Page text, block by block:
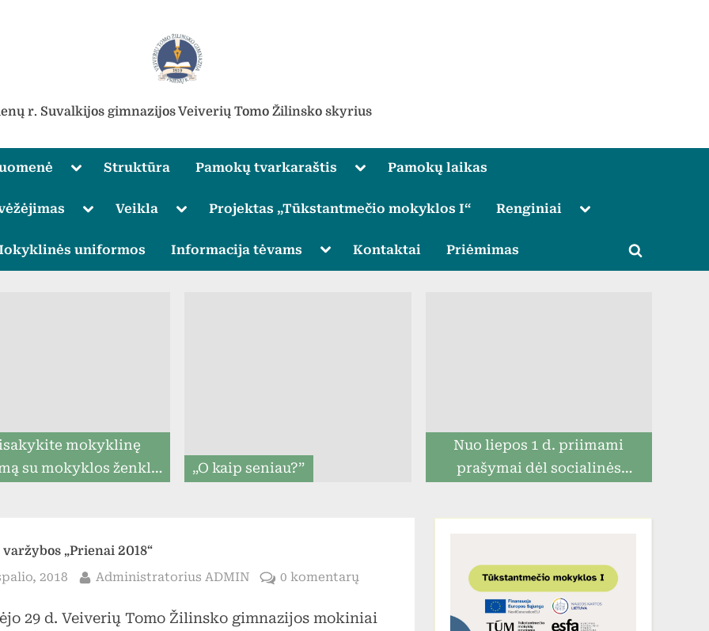
r. Suvalkijos gimnazijos Veiverių Tomo Žilinsko skyrius
Toggle
sub-
menu
Struktūra Pamokų tvarkaraštis
TogglePamokų laikas
ToggleVeikla
ToggleProjektas „Tūkstantmečio mokyklos I“ Renginiai
Toggle
uniformos Informacija tėvams
Toggle
menu
Kontaktai Priėmimas
Toggle
mokyklinę
su mokyklos ženklu
(8togo.lt)
„O kaip seniau?”
Nuo liepos 1 d. priimami
prašymai dėl socialinės
„Prienai 2018“
2018 By
Administratorius ADMIN 0 komentarų
varžybos
29 d. Veiverių Tomo Žilinsko gimnazijos mokiniai